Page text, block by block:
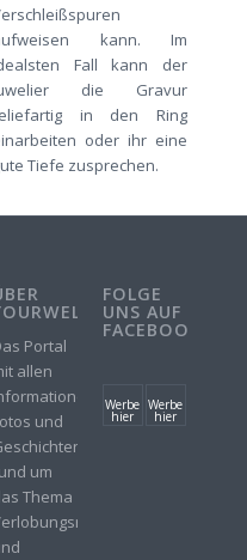
kann. Im
Fall kann der
die Gravur
in den Ring
oder ihr eine
Tiefe zusprechen.
Portal
allen
und
um
Thema
FOLGE
UNS AUF
FACEBOOK
Werbe
hier
Werbe
hier